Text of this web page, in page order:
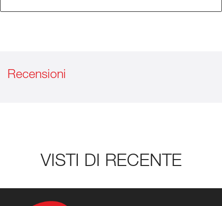
Recensioni
VISTI DI RECENTE